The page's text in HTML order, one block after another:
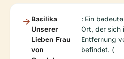
Basilika
Unserer
Lieben Frau
von
: Ein
Ort, der sich
Entfernung
befindet. (